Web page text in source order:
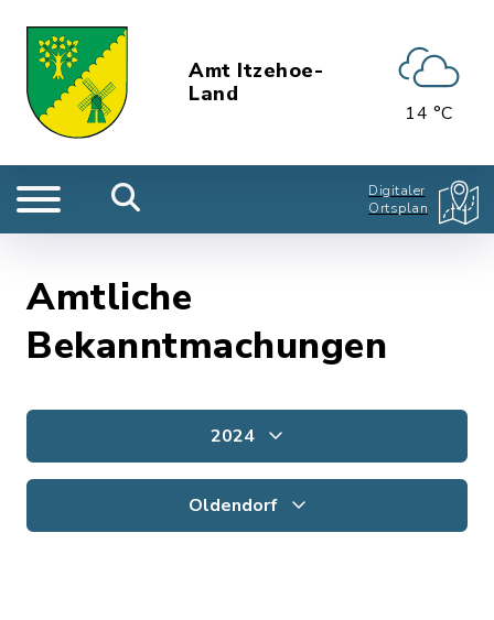
Amt Itzehoe-
Land
14 °C
Digitaler
Ortsplan
Amtliche
Bekanntmachungen
2024
Oldendorf